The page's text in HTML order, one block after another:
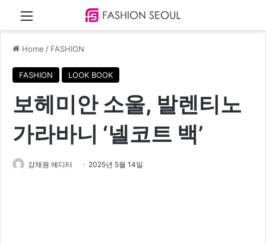
Menu
Home / FASHION
FASHION LOOK BOOK
보헤미안 소울, 발렌티노
가라바니 ‘넬코트 백’
강채원 에디터 2025년 5월 14일